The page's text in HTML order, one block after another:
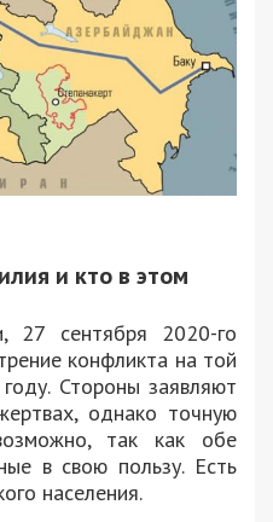
и кто в этом
27 сентября 2020-го
конфликта на той
Стороны заявляют
однако точную
так как обе
в свою пользу. Есть
населения.